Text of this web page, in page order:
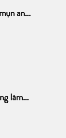
an...
làm...